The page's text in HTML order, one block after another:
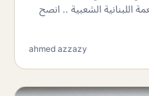
اللبنانية الشعبية .. انصح
ahmed azzazy